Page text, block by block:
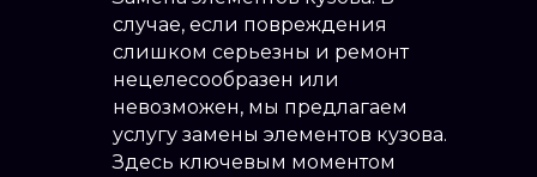
случае, если повреждения
слишком серьезны и ремонт
нецелесообразен или
невозможен, мы предлагаем
услугу замены элементов кузова.
Здесь ключевым моментом